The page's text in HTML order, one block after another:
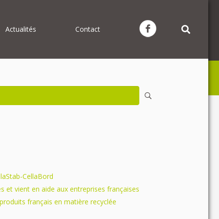
Actualités Contact
CellaBord
et vient en aide aux entreprises françaises
français en matière recyclée